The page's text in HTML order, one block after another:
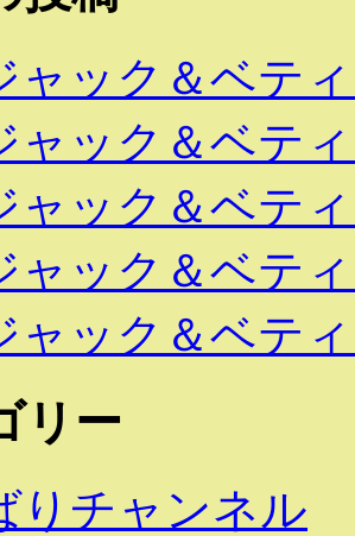
ャック＆ベテ
ャック＆ベテ
ャック＆ベテ
ャック＆ベテ
ャック＆ベテ
リー
りチャンネル